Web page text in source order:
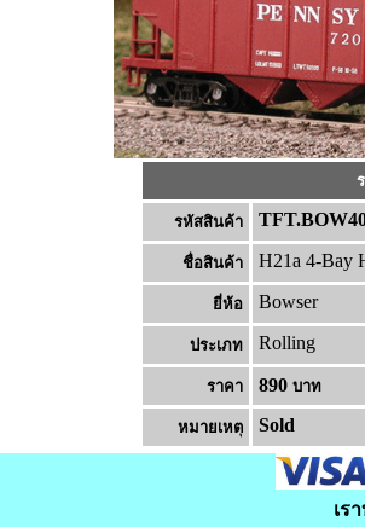
รหัสสินค้า
ชื่อสินค้า H21a 4-Bay
ยี่ห้อ Bowser
ประเภท Rolling
ราคา 890 บาท
หมายเหต Sold
เร